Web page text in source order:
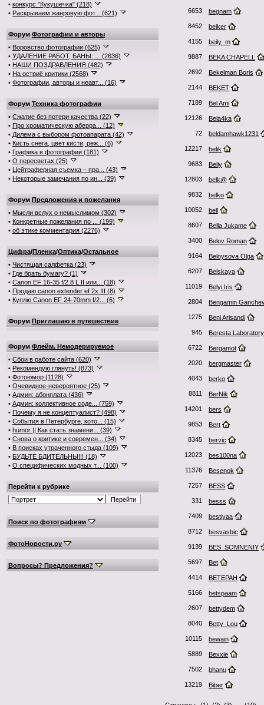
• конкурс "Кукушечка" (218)
• Раскрываем жанровую фот... (621)
Форум Фотографии и авторы
• Воровство фотографии (625)
• УДАЛЕНИЕ РАБОТ, БАНЫ: ... (2636)
• НАШИ ПОЗДРАВЛЕНИЯ (482)
• На остриё критики (2568)
• Фотографии, авторы и неавт... (16)
Форум Техника фотографии
• Сжатие без потери качества (22)
• Про хроматическую аберра... (12)
• Дилема с выбором фотоапарата (42)
• Кисть снега, цвет кисти, реж... (6)
• Графика в фотографии (181)
• О пересветах (25)
• Цейтраферная съемка – пра... (43)
• Некоторые замечания по ин... (39)
Форум Предложения и пожелания
• Мысли вслух о немыслимом (302)
• Конкретные пожелания по ... (199)
• об этике комментария (2276)
Цифра/Пленка/Оптика/Остальное
• Чистящая салфетка (23)
• Где брать бумагу? (1)
• Canon EF 16-35 f/2.8 L II или... (18)
• Продаю canon extender ef 2x III (8)
• Куплю Canon EF 24-70mm f/2... (6)
Форум Приглашаю в путешествие
Форум Флейм. Немодерируемое
• Сбои в работе сайта (620)
• Рекомендую глянуть! (873)
• Фотоюмор (1128)
• Очевидное-невероятное (25)
• Админ: абонплата (436)
• Админ: коллективное соде... (759)
• Почему я не концептуалист? (498)
• События в Петербурге, кото... (15)
• humor || Как стать знамени... (39)
• Снова о критике и современ... (34)
• В поисках утраченного стыда (109)
• БУДЬТЕ БДИТЕЛЬНЫ!!! (18)
• О специфических модных т... (100)
Перейти к рубрике
Поиск по фотографиям
ФотоНовости.ру
Вопросы? Предложения?
6653 begnam
8452 beiker
4155 beily_m
9887 BEKA CHAPELL
2692 Bekelman Boris
2144 BEKET
7189 Bel Ami
12126 Bela4ka
72 beldamhawk1231
12217 belik
9683 Beliy
12803 belk@
9832 belko
10052 bell
8607 Bella Jukame
3400 Belov Roman
9164 Beloysova Olga
6207 Belskaya
11019 Belyi Iris
2804 Bengamin
1275 Beni Arisandi
945 Beresta Laboratory
6722 Bergamot
2020 bergmaster
4043 berko
8811 BerNik
14201 bers
9853 Bert
8345 bervic
12023 bes100na
11376 Besenok
7257 BESS
331 besss
7409 bestiyaa
8712 besvasbic
9139 BES_SOMNENIY
5697 Bet
4414 BETEPAH
5166 betspaam
2607 bettydem
8040 Betty_Lou
10115 bewain
5889 Bexxie
7502 bhanu
13219 Biber